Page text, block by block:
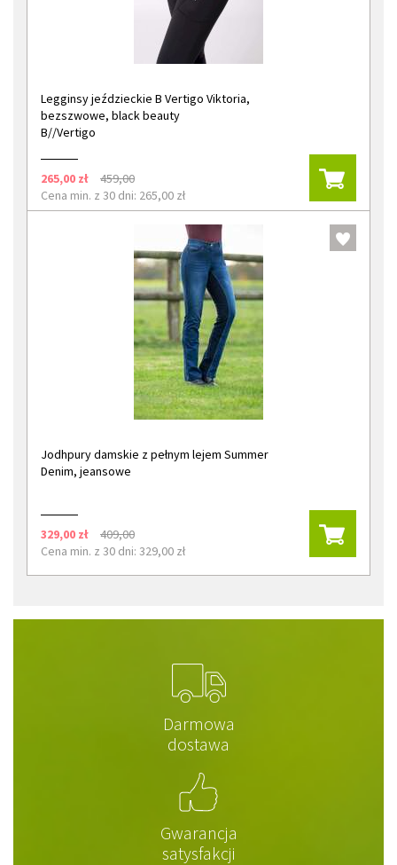
Legginsy jeździeckie B Vertigo Viktoria,
bezszwowe, black beauty
B//Vertigo
265,00 zł
459,00
Cena min. z 30 dni: 265,00 zł
Jodhpury damskie z pełnym lejem Summer
Denim, jeansowe
329,00 zł
409,00
Cena min. z 30 dni: 329,00 zł
Darmowa
dostawa
Gwarancja
satysfakcji